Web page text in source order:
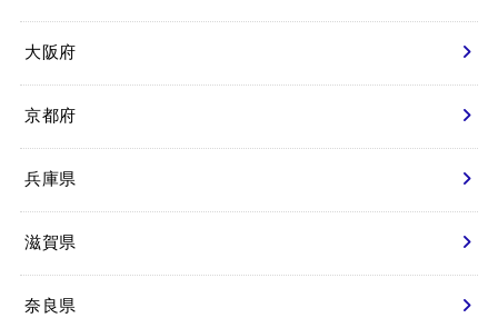
大阪府
京都府
兵庫県
滋賀県
奈良県